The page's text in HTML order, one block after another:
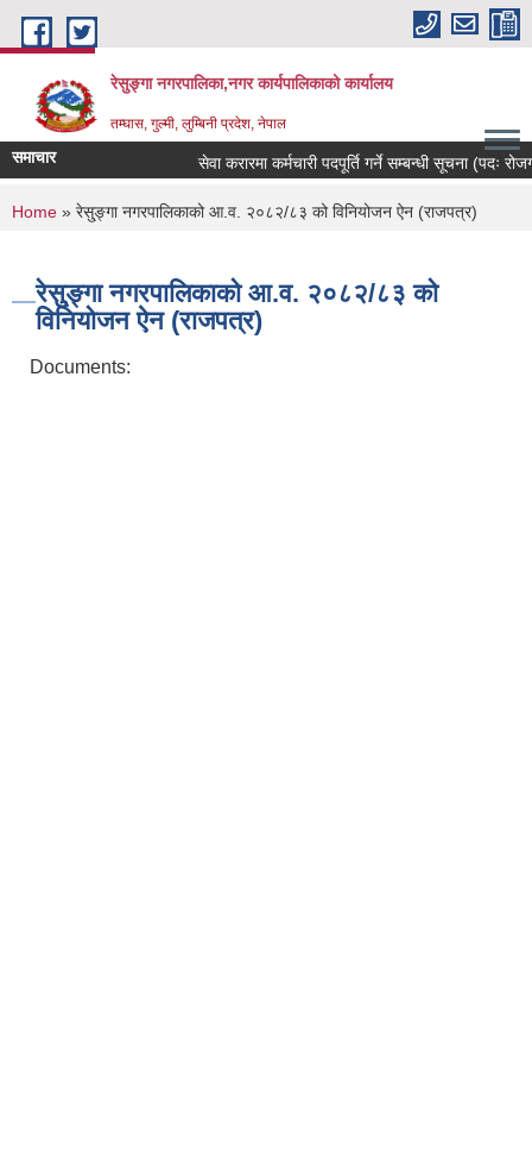
Skip to main content
रेसुङ्गा नगरपालिका,नगर कार्यपालिकाको कार्यालय
तम्घास, गुल्मी, लुम्बिनी प्रदेश, नेपाल
समाचार सेवा करारमा कर्मचारी पदपूर्ति गर्ने सम्बन्धी सूचना (पदः
You are here
Home » रेसु्ङ्गा नगरपालिकाको आ.व. २०८२/८३ को विनियोजन ऐन (राजपत्र)
रेसु्ङ्गा नगरपालिकाको आ.व. २०८२/८३ को
विनियोजन ऐन (राजपत्र)
Documents: